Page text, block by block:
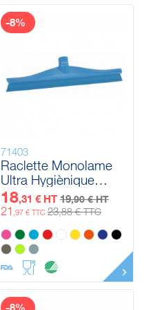
71403
Raclette Monolame
Ultra Hygiènique
Vikan, 400 mm
18,31 € HT 19,90 € HT
21 ,97 € TTC 23,88 € TTC
-8%
-8%